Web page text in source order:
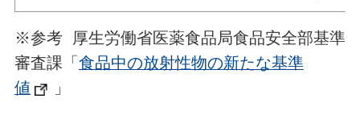
※参考 厚生労働省医薬食品局食品安全部基準
審査課「食品中の放射性物の新たな基準
値
」